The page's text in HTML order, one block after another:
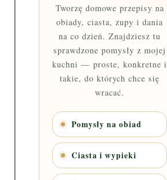
Tworzę domowe przepisy na
obiady, ciasta, zupy i dania
na co dzień. Znajdziesz tu
sprawdzone pomysły z mojej
kuchni — proste, konkretne i
takie, do których chce się
wracać.
Pomysły na obiad
Ciasta i wypieki